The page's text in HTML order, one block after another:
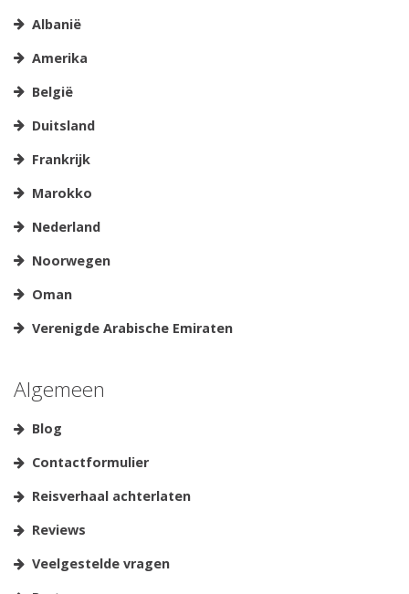
Albanië
Amerika
België
Duitsland
Frankrijk
Marokko
Nederland
Noorwegen
Oman
Verenigde Arabische Emiraten
Algemeen
Blog
Contactformulier
Reisverhaal achterlaten
Reviews
Veelgestelde vragen